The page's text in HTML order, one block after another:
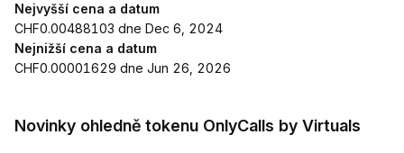
Nejvyšší cena a datum
CHF0.00488103 dne Dec 6, 2024
Nejnižší cena a datum
CHF0.00001629 dne Jun 26, 2026
Novinky ohledně tokenu OnlyCalls by Virtuals